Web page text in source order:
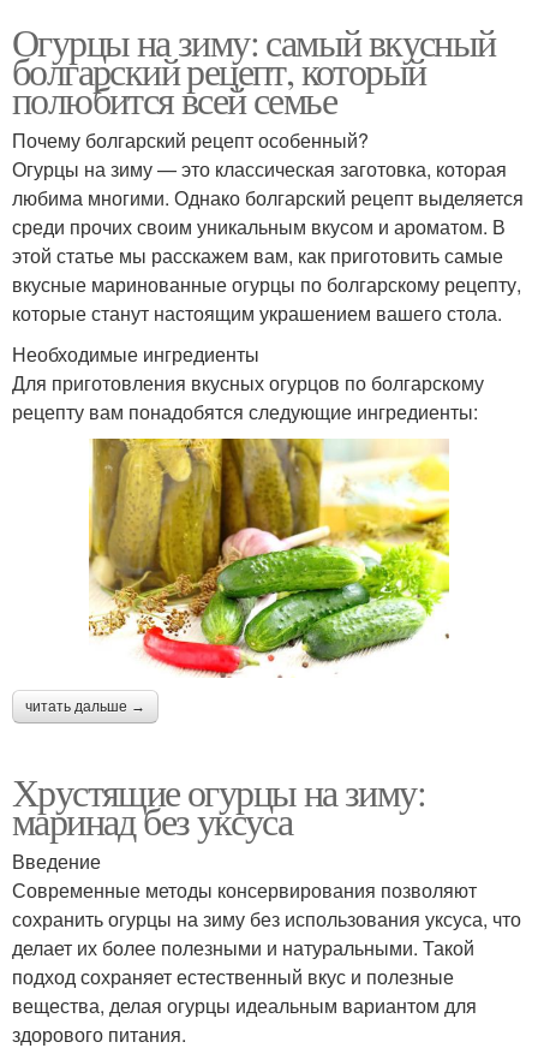
Огурцы на зиму: самый вкусный
болгарский рецепт, который
полюбится всей семье
Почему болгарский рецепт особенный?
Огурцы на зиму — это классическая заготовка, которая
любима многими. Однако болгарский рецепт выделяется
среди прочих своим уникальным вкусом и ароматом. В
этой статье мы расскажем вам, как приготовить самые
вкусные маринованные огурцы по болгарскому рецепту,
которые станут настоящим украшением вашего стола.
Необходимые ингредиенты
Для приготовления вкусных огурцов по болгарскому
рецепту вам понадобятся следующие ингредиенты:
читать дальше →
Хрустящие огурцы на зиму:
маринад без уксуса
Введение
Современные методы консервирования позволяют
сохранить огурцы на зиму без использования уксуса, что
делает их более полезными и натуральными. Такой
подход сохраняет естественный вкус и полезные
вещества, делая огурцы идеальным вариантом для
здорового питания.